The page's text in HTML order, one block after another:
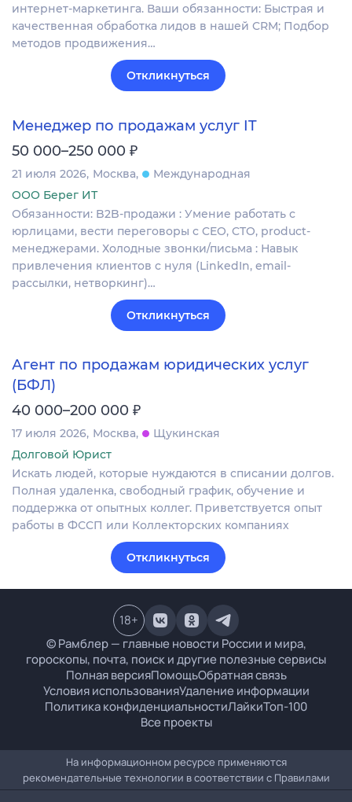
интернет-маркетинга. Ваши обязанности: Быстрая и
качественная обработка лидов в нашей CRM; Подбор
методов продвижения…
Откликнуться
Менеджер по продажам услуг IT
50 000–250 000 ₽
21 июля 2026 Москва
Международная
ООО Берег ИТ
Обязанности: B2B-продажи : Умение работать с
юрлицами, вести переговоры с CEO, CTO, product-
менеджерами. Холодные звонки/письма : Навык
привлечения клиентов с нуля (LinkedIn, email-
рассылки, нетворкинг)…
Откликнуться
Агент по продажам юридических услуг
(БФЛ)
40 000–200 000 ₽
17 июля 2026 Москва
Щукинская
Долговой Юрист
Искать людей, которые нуждаются в списании долгов.
Полная удаленка, свободный график, обучение и
поддержка от опытных коллег. Приветствуется опыт
работы в ФССП или Коллекторских компаниях
Откликнуться
© Рамблер — главные новости России и мира,
гороскопы, почта, поиск и другие полезные сервисы
Полная версияПомощьОбратная связь
Условия использованияУдаление информации
Политика конфиденциальностиЛайкиТоп-100
Все проекты
18+
На информационном ресурсе применяются
рекомендательные технологии в соответствии с Правилами